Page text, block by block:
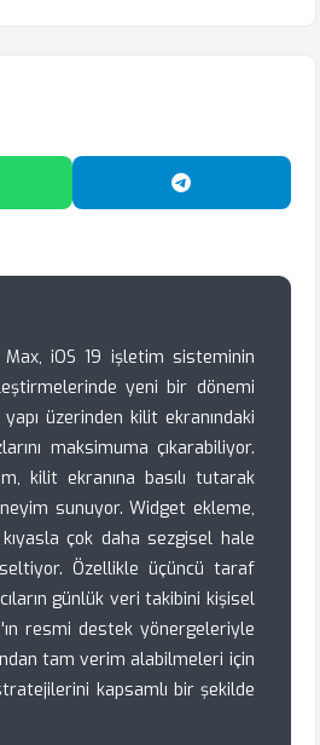
Paylaş Telegram'da
Max, iOS 19 işletim sisteminin
yeni bir dönemi
üzerinden kilit ekranındaki
maksimuma çıkarabiliyor.
kilit ekranına basılı tutarak
sunuyor. Widget ekleme,
çok daha sezgisel hale
Özellikle üçüncü taraf
günlük veri takibini kişisel
resmi destek yönergeleriyle
tam verim alabilmeleri için
kapsamlı bir şekilde